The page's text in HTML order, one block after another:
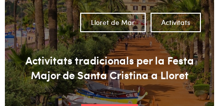
Activitats tradicionals per la Festa
Major de Santa Cristina a Lloret
Activitats
Lloret de Mar